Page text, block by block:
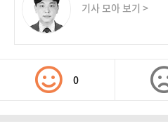
기사 모아 보기 >
0